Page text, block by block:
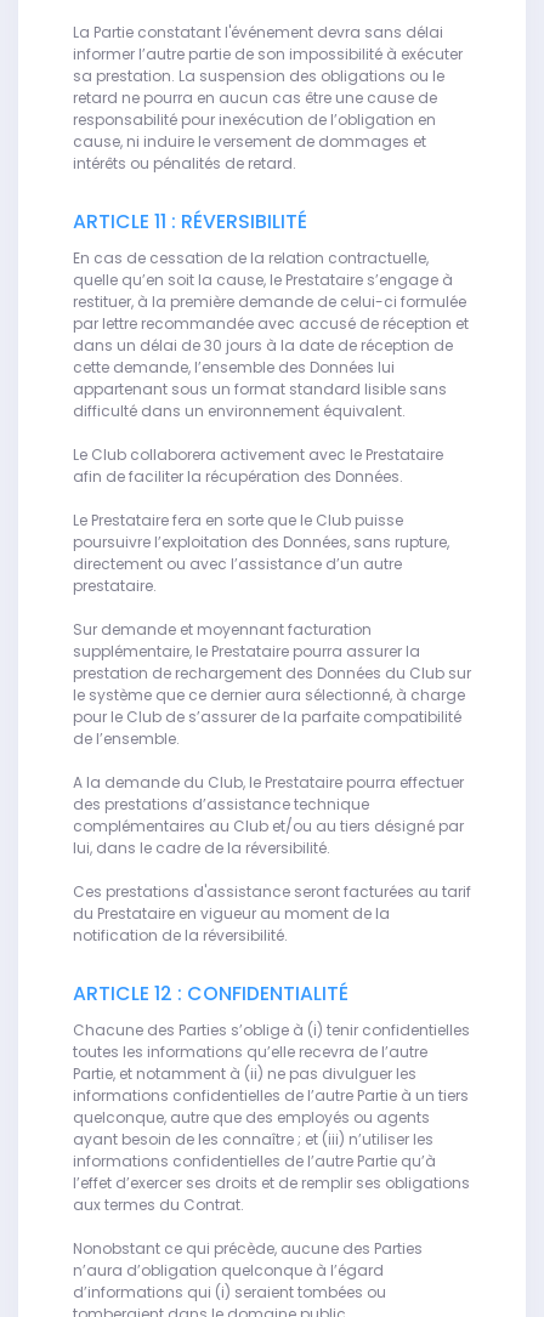
La Partie constatant l'événement devra sans délai
informer l’autre partie de son impossibilité à exécuter
sa prestation. La suspension des obligations ou le
retard ne pourra en aucun cas être une cause de
responsabilité pour inexécution de l’obligation en
cause, ni induire le versement de dommages et
intérêts ou pénalités de retard.
ARTICLE 11 : RÉVERSIBILITÉ
En cas de cessation de la relation contractuelle,
quelle qu’en soit la cause, le Prestataire s’engage à
restituer, à la première demande de celui-ci formulée
par lettre recommandée avec accusé de réception et
dans un délai de 30 jours à la date de réception de
cette demande, l’ensemble des Données lui
appartenant sous un format standard lisible sans
difficulté dans un environnement équivalent.
Le Club collaborera activement avec le Prestataire
afin de faciliter la récupération des Données.
Le Prestataire fera en sorte que le Club puisse
poursuivre l’exploitation des Données, sans rupture,
directement ou avec l’assistance d’un autre
prestataire.
Sur demande et moyennant facturation
supplémentaire, le Prestataire pourra assurer la
prestation de rechargement des Données du Club sur
le système que ce dernier aura sélectionné, à charge
pour le Club de s’assurer de la parfaite compatibilité
de l’ensemble.
A la demande du Club, le Prestataire pourra effectuer
des prestations d’assistance technique
complémentaires au Club et/ou au tiers désigné par
lui, dans le cadre de la réversibilité.
Ces prestations d'assistance seront facturées au tarif
du Prestataire en vigueur au moment de la
notification de la réversibilité.
ARTICLE 12 : CONFIDENTIALITÉ
Chacune des Parties s’oblige à (i) tenir confidentielles
toutes les informations qu’elle recevra de l’autre
Partie, et notamment à (ii) ne pas divulguer les
informations confidentielles de l’autre Partie à un tiers
quelconque, autre que des employés ou agents
ayant besoin de les connaître ; et (iii) n’utiliser les
informations confidentielles de l’autre Partie qu’à
l’effet d’exercer ses droits et de remplir ses obligations
aux termes du Contrat.
Nonobstant ce qui précède, aucune des Parties
n’aura d’obligation quelconque à l’égard
d’informations qui (i) seraient tombées ou